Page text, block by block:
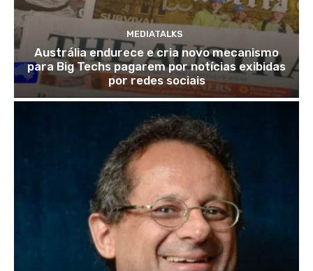
MEDIATALKS
Austrália endurece e cria novo mecanismo
para Big Techs pagarem por notícias exibidas
por redes sociais